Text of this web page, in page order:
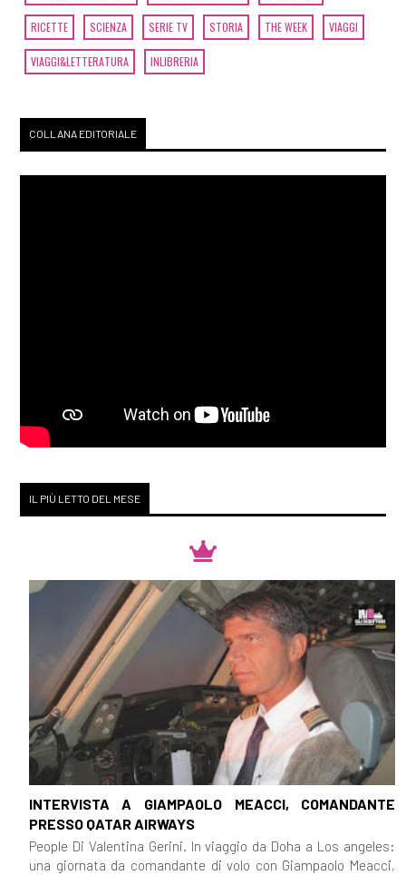
RICETTE SCIENZA SERIE TV STORIA THE WEEK VIAGGI
VIAGGI&LETTERATURA INLIBRERIA
COLLANA EDITORIALE
IL PIÙ LETTO DEL MESE
INTERVISTA A GIAMPAOLO MEACCI, COMANDANTE
PRESSO QATAR AIRWAYS
People Di Valentina Gerini. In viaggio da Doha a Los angeles:
una giornata da comandante di volo con Giampaolo Meacci,